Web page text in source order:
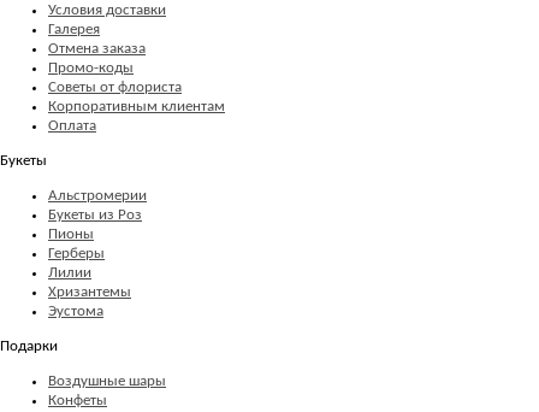
Условия доставки
Галерея
Отмена заказа
Промо-коды
Советы от флориста
Корпоративным клиентам
Оплата
Букеты
Альстромерии
Букеты из Роз
Пионы
Герберы
Лилии
Хризантемы
Эустома
Подарки
Воздушные шары
Конфеты